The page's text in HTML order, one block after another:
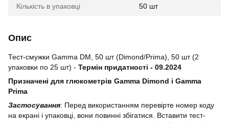
Кількість в упаковці 50 шт
Опис
Тест-смужки Gamma DM, 50 шт (Dimond/Prima), 50 шт (2
упаковки по 25 шт) - Термін придатності - 09.2024
Призначені для глюкометрів Gamma Dimond і Gamma
Prima
Застосування: Перед використанням перевірте номер коду
на екрані і упаковці, вони повинні збігатися. Вставити тест-